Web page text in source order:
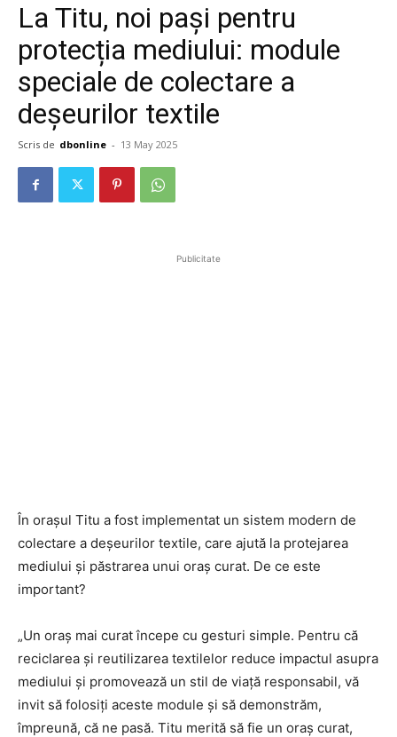
La Titu, noi pași pentru
protecția mediului: module
speciale de colectare a
deșeurilor textile
Scris de dbonline - 13 May 2025
Publicitate
În orașul Titu a fost implementat un sistem modern de
colectare a deșeurilor textile, care ajută la protejarea
mediului și păstrarea unui oraș curat. De ce este
important?
„Un oraș mai curat începe cu gesturi simple. Pentru că
reciclarea și reutilizarea textilelor reduce impactul asupra
mediului și promovează un stil de viață responsabil, vă
invit să folosiți aceste module și să demonstrăm,
împreună, că ne pasă. Titu merită să fie un oraș curat,